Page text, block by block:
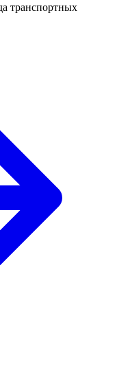
транспортных